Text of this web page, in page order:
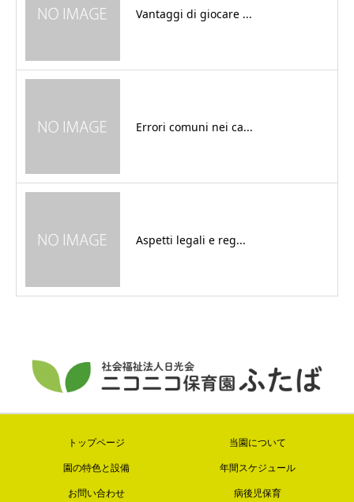
Vantaggi di giocare ...
Errori comuni nei ca...
Aspetti legali e reg...
トップページ
当園について
園の特色と設備
年間スケジュール
お問い合わせ
病後児保育